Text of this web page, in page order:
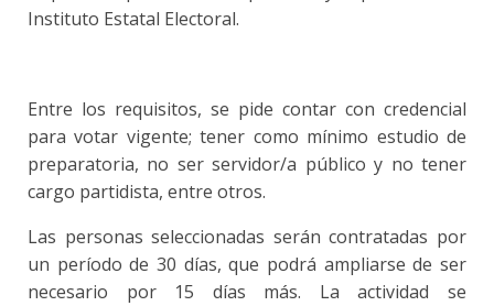
Instituto Estatal Electoral.
Entre los requisitos, se pide contar con credencial
para votar vigente; tener como mínimo estudio de
preparatoria, no ser servidor/a público y no tener
cargo partidista, entre otros.
Las personas seleccionadas serán contratadas por
un período de 30 días, que podrá ampliarse de ser
necesario por 15 días más. La actividad se